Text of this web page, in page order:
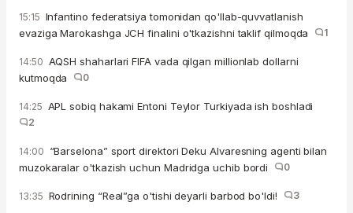
15:15 Infantino federatsiya tomonidan qo'llab-quvvatlanish
evaziga Marokashga JCH finalini o'tkazishni taklif qilmoqda
1
14:50 AQSH shaharlari FIFA vada qilgan millionlab dollarni
kutmoqda
0
14:25 APL sobiq hakami Entoni Teylor Turkiyada ish boshladi
2
14:00 “Barselona” sport direktori Deku Alvaresning agenti bilan
muzokaralar o'tkazish uchun Madridga uchib bordi
0
13:35 Rodrining “Real”ga o'tishi deyarli barbod bo'ldi! 3